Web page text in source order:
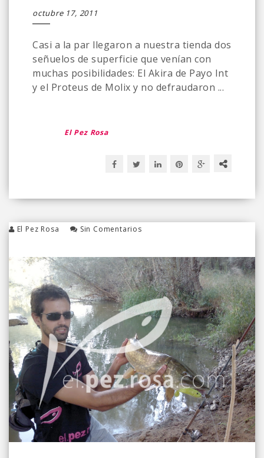
octubre 17, 2011
Casi a la par llegaron a nuestra tienda dos
señuelos de superficie que venían con
muchas posibilidades: El Akira de Payo Int
y el Proteus de Molix y no defraudaron ...
El Pez Rosa
El Pez Rosa Sin Comentarios